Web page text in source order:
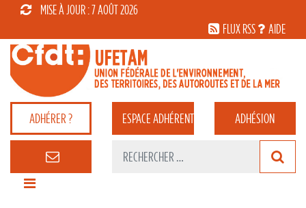
MISE À JOUR : 7 AOÛT 2026
FLUX RSS
AIDE
ADHÉRER ? ESPACEADHÉRENT ADHÉSION